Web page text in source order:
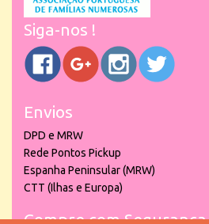
Siga-nos !
Envios
DPD e MRW
Rede Pontos Pickup
Espanha Peninsular (MRW)
CTT (Ilhas e Europa)
Compre com Segurança